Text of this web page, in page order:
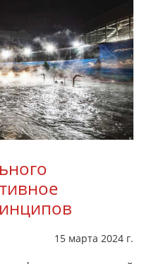
15 марта 2024 г.